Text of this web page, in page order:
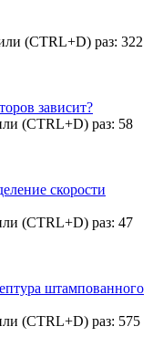
(CTRL+D) раз: 322
зависит?
(CTRL+D) раз: 58
скорости
(CTRL+D) раз: 47
штампованного
(CTRL+D) раз: 575